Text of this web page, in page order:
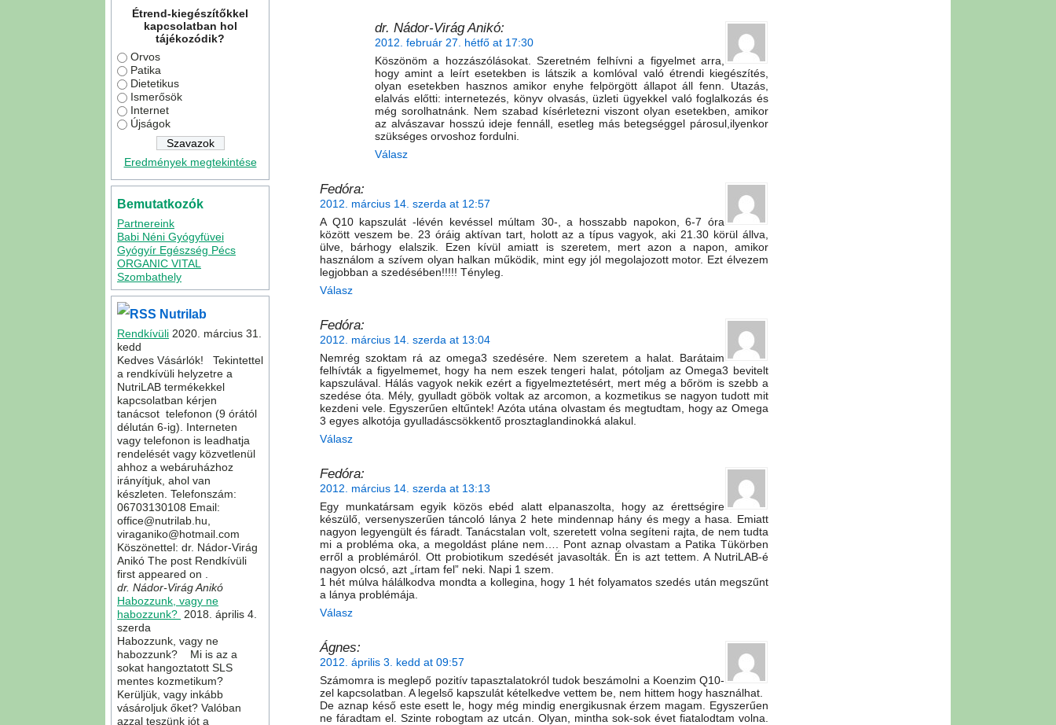
Étrend-kiegészítőkkel
kapcsolatban hol
tájékozódik?
Orvos
Patika
Dietetikus
Ismerősök
Internet
Újságok
Eredmények megtekintése
Bemutatkozók
Partnereink
Babi Néni Gyógyfüvei
Gyógyír Egészség Pécs
ORGANIC VITAL
Szombathely
Nutrilab
Rendkívüli 2020. március 31.
kedd
Kedves Vásárlók! Tekintettel
a rendkívüli helyzetre a
NutriLAB termékekkel
kapcsolatban kérjen
tanácsot telefonon (9 órától
délután 6-ig). Interneten
vagy telefonon is leadhatja
rendelését vagy közvetlenül
ahhoz a webáruházhoz
irányítjuk, ahol van
készleten. Telefonszám:
06703130108 Email:
office@nutrilab.hu,
viraganiko@hotmail.com
Köszönettel: dr. Nádor-Virág
Anikó The post Rendkívüli
first appeared on .
dr. Nádor-Virág Anikó
Habozzunk, vagy ne
habozzunk? 2018. április 4.
szerda
Habozzunk, vagy ne
habozzunk? Mi is az a
sokat hangoztatott SLS
mentes kozmetikum?
Kerüljük, vagy inkább
vásároljuk őket? Valóban
azzal teszünk jót a
dr. Nádor-Virág Anikó:
2012. február 27. hétfő at 17:30
Köszönöm a hozzászólásokat. Szeretném felhívni a figyelmet arra,
hogy amint a leírt esetekben is látszik a komlóval való étrendi kiegészítés,
olyan esetekben hasznos amikor enyhe felpörgött állapot áll fenn. Utazás,
elalvás előtti: internetezés, könyv olvasás, üzleti ügyekkel való foglalkozás és
még sorolhatnánk. Nem szabad kísérletezni viszont olyan esetekben, amikor
az alvászavar hosszú ideje fennáll, esetleg más betegséggel párosul,ilyenkor
szükséges orvoshoz fordulni.
Válasz
Fedóra:
2012. március 14. szerda at 12:57
A Q10 kapszulát -lévén kevéssel múltam 30-, a hosszabb napokon, 6-7 óra
között veszem be. 23 óráig aktívan tart, holott az a típus vagyok, aki 21.30 körül állva,
ülve, bárhogy elalszik. Ezen kívül amiatt is szeretem, mert azon a napon, amikor
használom a szívem olyan halkan működik, mint egy jól megolajozott motor. Ezt élvezem
legjobban a szedésében!!!!! Tényleg.
Válasz
Fedóra:
2012. március 14. szerda at 13:04
Nemrég szoktam rá az omega3 szedésére. Nem szeretem a halat. Barátaim
felhívták a figyelmemet, hogy ha nem eszek tengeri halat, pótoljam az Omega3 bevitelt
kapszulával. Hálás vagyok nekik ezért a figyelmeztetésért, mert még a bőröm is szebb a
szedése óta. Mély, gyulladt göbök voltak az arcomon, a kozmetikus se nagyon tudott mit
kezdeni vele. Egyszerűen eltűntek! Azóta utána olvastam és megtudtam, hogy az Omega
3 egyes alkotója gyulladáscsökkentő prosztaglandinokká alakul.
Válasz
Fedóra:
2012. március 14. szerda at 13:13
Egy munkatársam egyik közös ebéd alatt elpanaszolta, hogy az érettségire
készülő, versenyszerűen táncoló lánya 2 hete mindennap hány és megy a hasa. Emiatt
nagyon legyengült és fáradt. Tanácstalan volt, szeretett volna segíteni rajta, de nem tudta
mi a probléma oka, a megoldást pláne nem…. Pont aznap olvastam a Patika Tükörben
erről a problémáról. Ott probiotikum szedését javasolták. Én is azt tettem. A NutriLAB-é
nagyon olcsó, azt „írtam fel” neki. Napi 1 szem.
1 hét múlva hálálkodva mondta a kollegina, hogy 1 hét folyamatos szedés után megszűnt
a lánya problémája.
Válasz
Ágnes:
2012. április 3. kedd at 09:57
Számomra is meglepő pozitív tapasztalatokról tudok beszámolni a Koenzim Q10-
zel kapcsolatban. A legelső kapszulát kételkedve vettem be, nem hittem hogy használhat.
De aznap késő este esett le, hogy még mindig energikusnak érzem magam. Egyszerűen
ne fáradtam el. Szinte robogtam az utcán. Olyan, mintha sok-sok évet fiatalodtam volna.